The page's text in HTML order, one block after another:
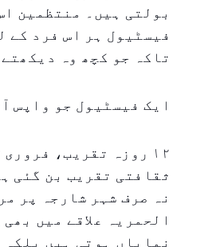
بولتی ہیں۔ منتظمین
فیسٹیول ہر اس فرد کے
تاکہ جو کچھ وہ
ایک فیسٹیول جو واپس
ثقافتی تقریب بن گئی
نہ صرف شہر شارجہ پر
الحمریہ علاقے میں
نمایاں ہوتی ہیں